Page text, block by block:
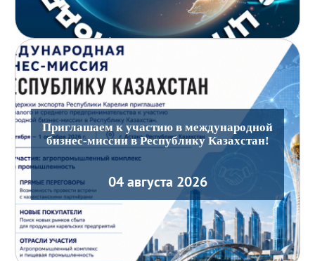
Приглашаем к участию в международной
бизнес-миссии в Республику Казахстан!
04 августа 2026